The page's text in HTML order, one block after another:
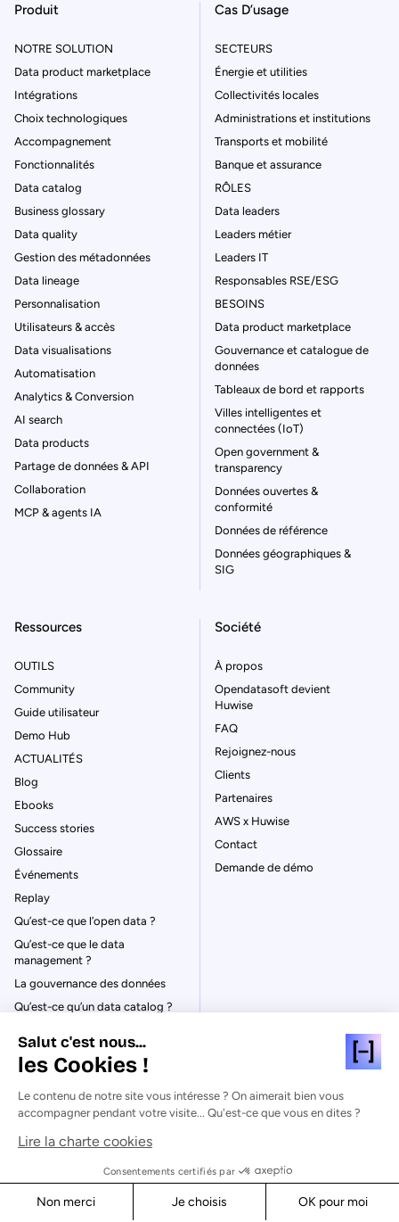
Produit
NOTRE SOLUTION
Data product marketplace
Intégrations
Choix technologiques
Accompagnement
Fonctionnalités
Data catalog
Business glossary
Data quality
Gestion des métadonnées
Data lineage
Personnalisation
Utilisateurs & accès
Data visualisations
Automatisation
Analytics & Conversion
AI search
Data products
Partage de données & API
Collaboration
MCP & agents IA
Cas D’usage
SECTEURS
Énergie et utilities
Collectivités locales
Administrations et institutions
Transports et mobilité
Banque et assurance
RÔLES
Data leaders
Leaders métier
Leaders IT
Responsables RSE/ESG
BESOINS
Data product marketplace
Gouvernance et catalogue de
données
Tableaux de bord et rapports
Villes intelligentes et
connectées (IoT)
Open government &
transparency
Données ouvertes &
conformité
Données de référence
Données géographiques &
SIG
Ressources
OUTILS
Community
Guide utilisateur
Demo Hub
ACTUALITÉS
Blog
Ebooks
Success stories
Glossaire
Événements
Replay
Qu’est-ce que l’open data ?
Qu’est-ce que le data
management ?
La gouvernance des données
Qu’est-ce qu’un data catalog ?
Société
À propos
Opendatasoft devient
Huwise
FAQ
Rejoignez-nous
Clients
Partenaires
AWS x Huwise
Contact
Demande de démo
© Huwise 2026
Politique de Confidentialité
Mentions légales & CGU
Salut c'est nous...
les Cookies !
Le contenu de notre site vous intéresse ? On aimerait bien vous
accompagner pendant votre visite... Qu'est-ce que vous en dites ?
Lire la charte cookies
Consentements certifiés par
Non merci Je choisis OK pour moi